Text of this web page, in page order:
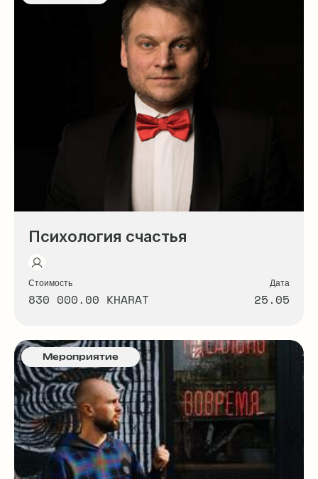
Психология счастья
Стоимость
830 000.00 KHARAT
Дата
25.05
Мероприятие